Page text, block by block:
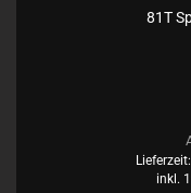
81T
Lieferzeit:
inkl.